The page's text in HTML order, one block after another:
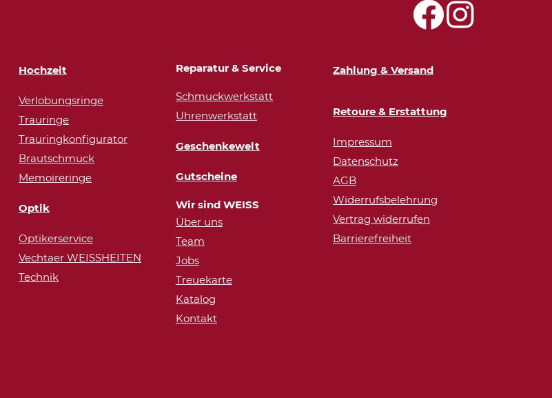
Hochzeit
Verlobungsringe
Trauringe
Trauringkonfigurator
Brautschmuck
Memoireringe
Optik
Optikerservice
Vechtaer WEISSHEITEN
Technik
Reparatur & Service
Schmuckwerkstatt
Uhrenwerkstatt
Geschenkewelt
Gutscheine
Wir sind WEISS
Über uns
Team
Jobs
Treuekarte
Katalog
Kontakt
Zahlung & Versand
Retoure & Erstattung
Impressum
Datenschutz
AGB
Widerrufsbelehrung
Vertrag widerrufen
Barrierefreiheit